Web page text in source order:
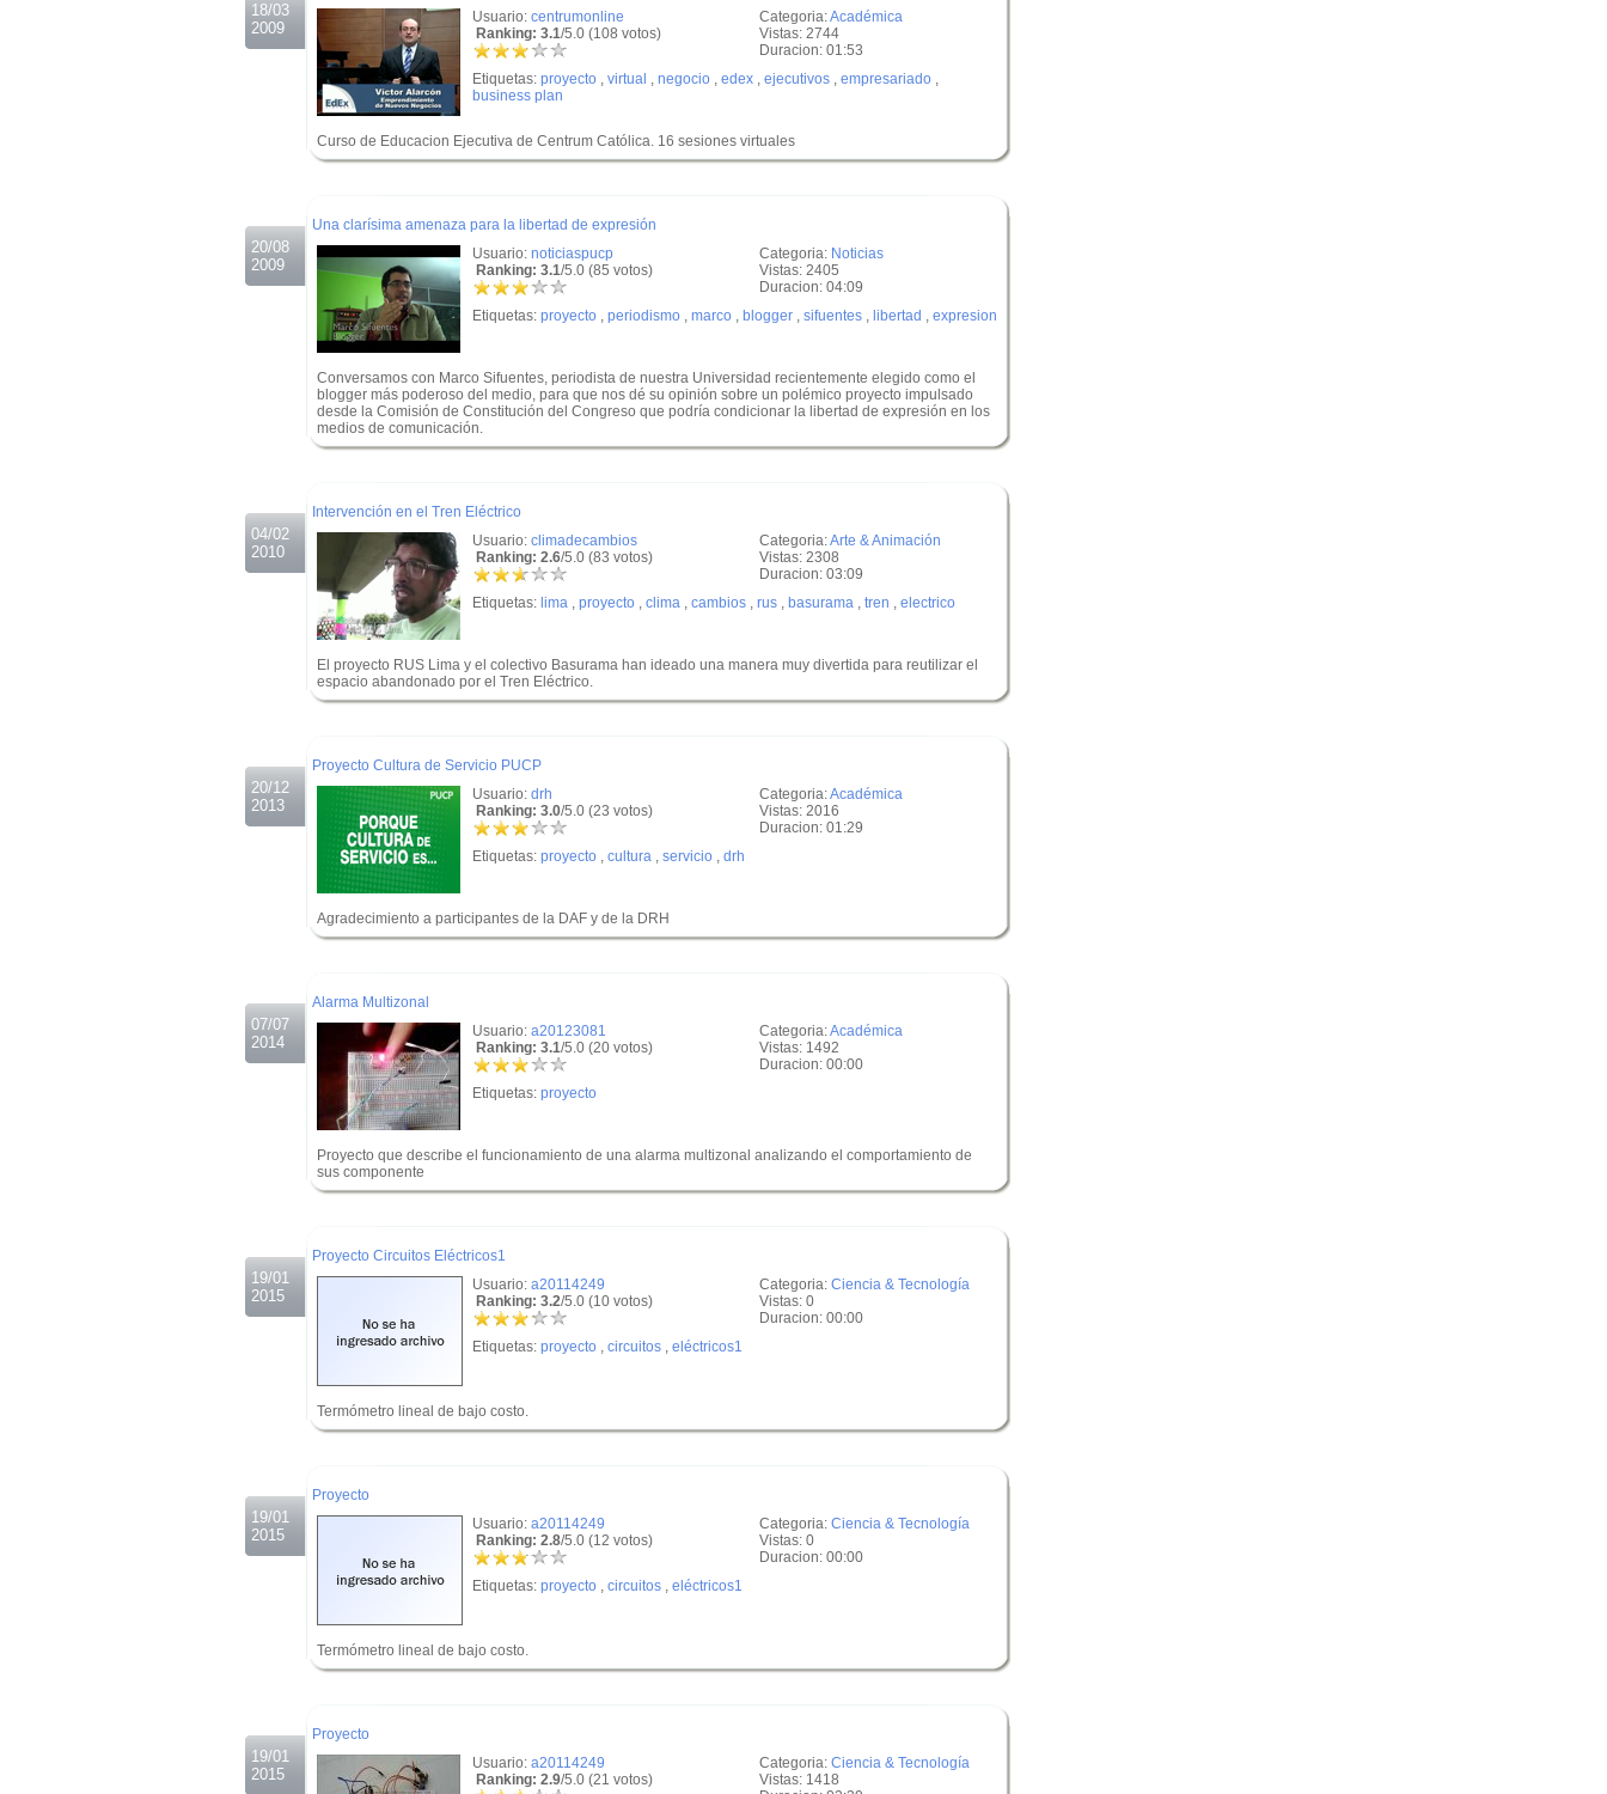
18/03
2009
Categoria:Académica
Vistas: 2744
Duracion: 01:53
Usuario: centrumonline
Ranking: 3.1/5.0 (108 votos)
Etiquetas: proyecto , virtual , negocio , edex , ejecutivos , empresariado ,
business plan
Curso de Educacion Ejecutiva de Centrum Católica. 16 sesiones virtuales
20/08
2009
Una clarísima amenaza para la libertad de expresión
Categoria: Noticias
Vistas: 2405
Duracion: 04:09
Usuario: noticiaspucp
Ranking: 3.1/5.0 (85 votos)
Etiquetas: proyecto , periodismo , marco , blogger , sifuentes , libertad , expresion
Conversamos con Marco Sifuentes, periodista de nuestra Universidad recientemente elegido como el
blogger más poderoso del medio, para que nos dé su opinión sobre un polémico proyecto impulsado
desde la Comisión de Constitución del Congreso que podría condicionar la libertad de expresión en los
medios de comunicación.
04/02
2010
Intervención en el Tren Eléctrico
Categoria:Arte & Animación
Vistas: 2308
Duracion: 03:09
Usuario: climadecambios
Ranking: 2.6/5.0 (83 votos)
Etiquetas: lima , proyecto , clima , cambios , rus , basurama , tren , electrico
El proyecto RUS Lima y el colectivo Basurama han ideado una manera muy divertida para reutilizar el
espacio abandonado por el Tren Eléctrico.
20/12
2013
Proyecto Cultura de Servicio PUCP
Categoria:Académica
Vistas: 2016
Duracion: 01:29
Usuario: drh
Ranking: 3.0/5.0 (23 votos)
Etiquetas: proyecto , cultura , servicio , drh
Agradecimiento a participantes de la DAF y de la DRH
07/07
2014
Alarma Multizonal
Categoria:Académica
Vistas: 1492
Duracion: 00:00
Usuario: a20123081
Ranking: 3.1/5.0 (20 votos)
Etiquetas: proyecto
Proyecto que describe el funcionamiento de una alarma multizonal analizando el comportamiento de
sus componente
19/01
2015
Proyecto Circuitos Eléctricos1
Categoria: Ciencia & Tecnología
Vistas: 0
Duracion: 00:00
Usuario: a20114249
Ranking: 3.2/5.0 (10 votos)
Etiquetas: proyecto , circuitos , eléctricos1
Termómetro lineal de bajo costo.
19/01
2015
Proyecto
Categoria: Ciencia & Tecnología
Vistas: 0
Duracion: 00:00
Usuario: a20114249
Ranking: 2.8/5.0 (12 votos)
Etiquetas: proyecto , circuitos , eléctricos1
Termómetro lineal de bajo costo.
19/01
2015
Proyecto
Categoria: Ciencia & Tecnología
Vistas: 1418
Usuario: a20114249
Ranking: 2.9/5.0 (21 votos)